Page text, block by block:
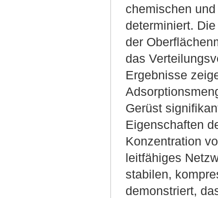
chemischen
determiniert.
der
das
Ergebnisse
Gerüst
Eigenschaften
Konzentration
leitfähiges
stabilen,
demonstriert,